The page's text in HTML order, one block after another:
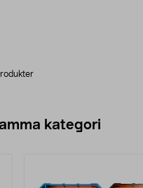
kategori